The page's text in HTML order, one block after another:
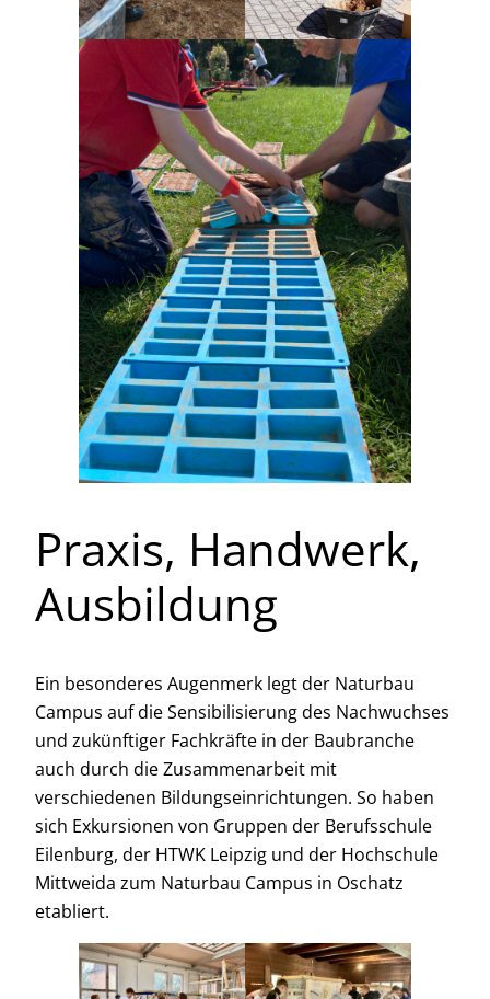
Praxis, Handwerk,
Ausbildung
Ein besonderes Augenmerk legt der Naturbau
Campus auf die Sensibilisierung des Nachwuchses
und zukünftiger Fachkräfte in der Baubranche
auch durch die Zusammenarbeit mit
verschiedenen Bildungseinrichtungen. So haben
sich Exkursionen von Gruppen der Berufsschule
Eilenburg, der HTWK Leipzig und der Hochschule
Mittweida zum Naturbau Campus in Oschatz
etabliert.